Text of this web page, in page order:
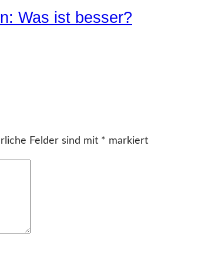
Was ist besser?
Felder sind mit * markiert